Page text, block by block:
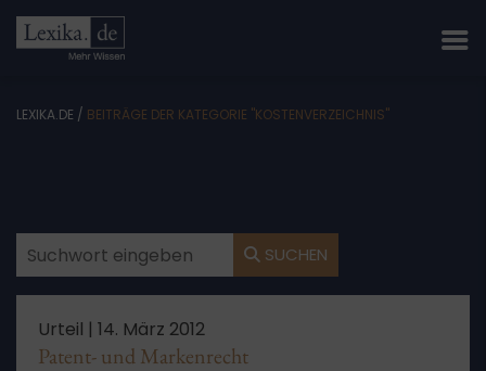
LEXIKA.DE / BEITRÄGE DER KATEGORIE "KOSTENVERZEICHNIS"
SUCHEN
Urteil | 14. März 2012
Patent- und Markenrecht